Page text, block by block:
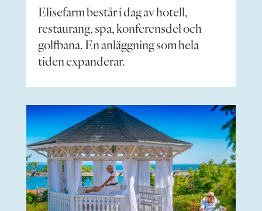
Elisefarm består i dag av hotell,
restaurang, spa, konferensdel och
golfbana. En anläggning som hela
tiden expanderar.